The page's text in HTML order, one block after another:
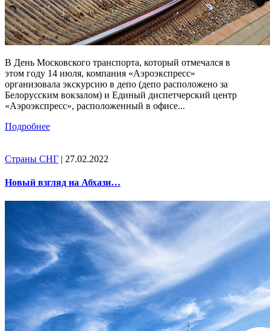
В День Московского транспорта, который отмечался в
этом году 14 июля, компания «Аэроэкспресс»
организовала экскурсию в депо (депо расположено за
Белорусским вокзалом) и Единый диспетчерский центр
«Аэроэкспресс», расположенный в офисе...
Подробнее
Страны СНГ | 27.02.2022
Новый взгляд на Абхази…